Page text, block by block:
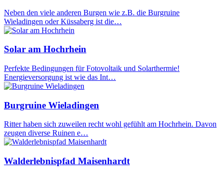
Neben den viele anderen Burgen wie z.B. die Burgruine
Wieladingen oder Küssaberg ist die…
Solar am Hochrhein
Perfekte Bedingungen für Fotovoltaik und Solarthermie!
Energieversorgung ist wie das Int…
Burgruine Wieladingen
Ritter haben sich zuweilen recht wohl gefühlt am Hochrhein. Davon
zeugen diverse Ruinen e…
Walderlebnispfad Maisenhardt